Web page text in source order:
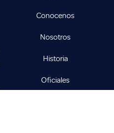
Conocenos
Nosotros
Historia
Oficiales